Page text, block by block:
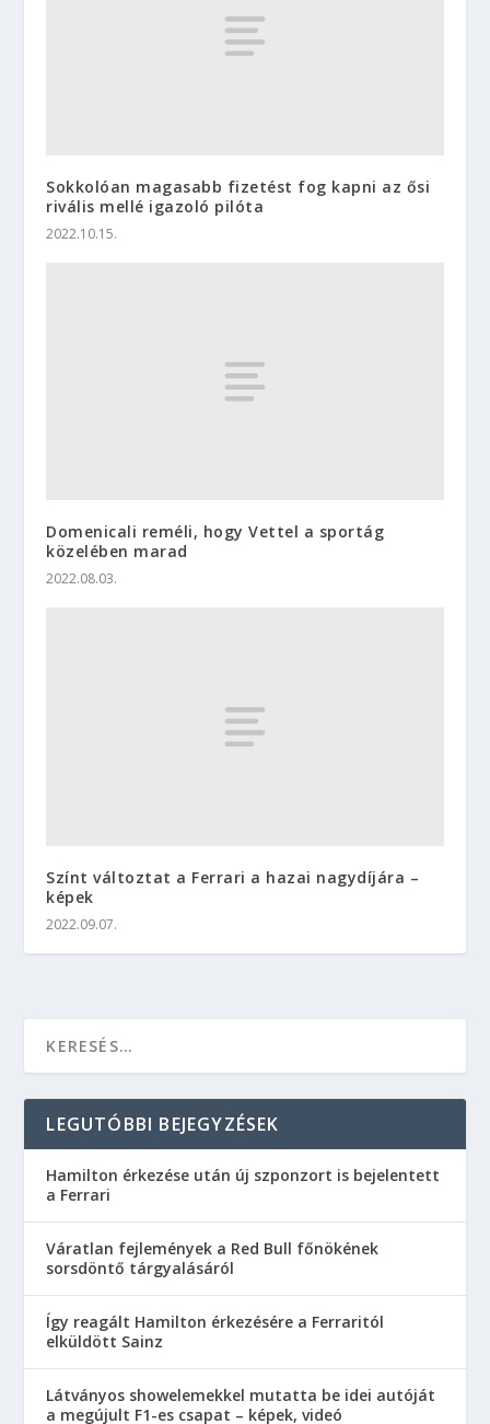
Sokkolóan magasabb fizetést fog kapni az ősi
rivális mellé igazoló pilóta
2022.10.15.
Domenicali reméli, hogy Vettel a sportág
közelében marad
2022.08.03.
Színt változtat a Ferrari a hazai nagydíjára –
képek
2022.09.07.
LEGUTÓBBI BEJEGYZÉSEK
Hamilton érkezése után új szponzort is bejelentett
a Ferrari
Váratlan fejlemények a Red Bull főnökének
sorsdöntő tárgyalásáról
Így reagált Hamilton érkezésére a Ferraritól
elküldött Sainz
Látványos showelemekkel mutatta be idei autóját
a megújult F1-es csapat – képek, videó